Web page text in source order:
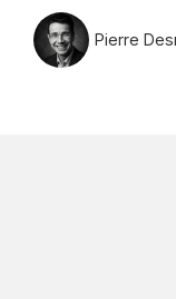
Pierre